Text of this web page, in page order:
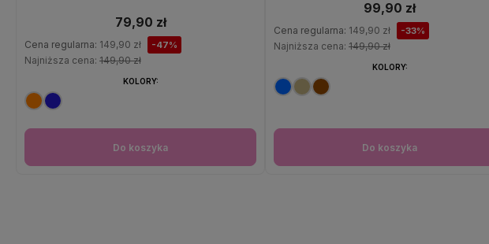
79,90 zł
Cena regularna: 149,90 zł -47%
Najniższa cena: 149,90 zł
Do koszyka
KOLORY:
99,90 zł
Cena regularna: 149,90 zł -33%
Najniższa cena: 149,90 zł
Do koszyka
KOLORY: